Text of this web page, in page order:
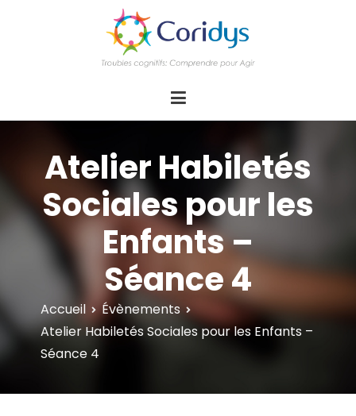
d'actions Information Accompagnement
Innovation/E­xpertise Formations autour des
Atelier Habiletés
Sociales pour les
Enfants –
Séance 4
Accueil
Évènements
Atelier Habiletés Sociales pour les Enfants –
Séance 4